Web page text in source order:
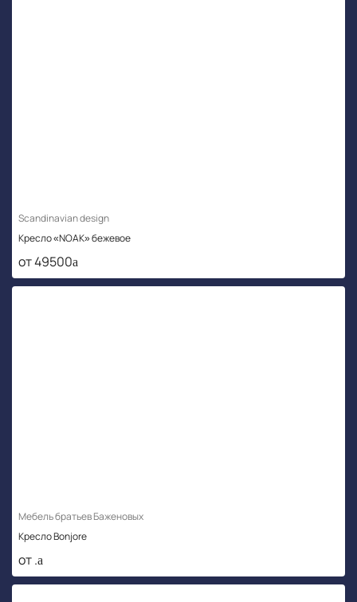
Scandinavian design
Кресло «NOAK» бежевое
от 49500
Мебель братьев Баженовых
Кресло Bonjore
от .